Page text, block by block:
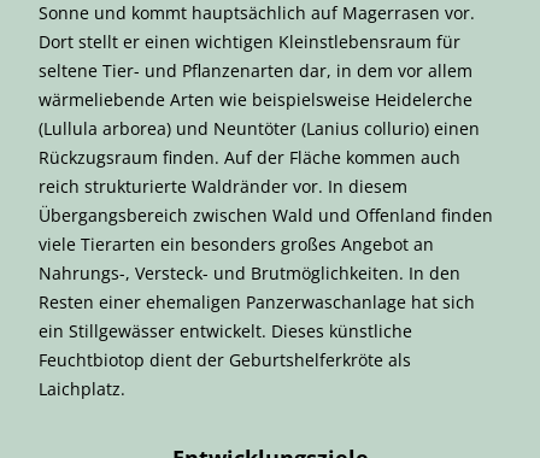
Sonne und kommt hauptsächlich auf Magerrasen vor.
Dort stellt er einen wichtigen Kleinstlebensraum für
seltene Tier- und Pflanzenarten dar, in dem vor allem
wärmeliebende Arten wie beispielsweise Heidelerche
(Lullula arborea) und Neuntöter (Lanius collurio) einen
Rückzugsraum finden. Auf der Fläche kommen auch
reich strukturierte Waldränder vor. In diesem
Übergangsbereich zwischen Wald und Offenland finden
viele Tierarten ein besonders großes Angebot an
Nahrungs-, Versteck- und Brutmöglichkeiten. In den
Resten einer ehemaligen Panzerwaschanlage hat sich
ein Stillgewässer entwickelt. Dieses künstliche
Feuchtbiotop dient der Geburtshelferkröte als
Laichplatz.